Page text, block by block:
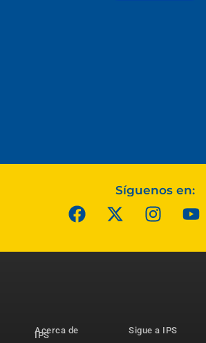
Síguenos en:
Acerca de
IPS
Sigue a IPS